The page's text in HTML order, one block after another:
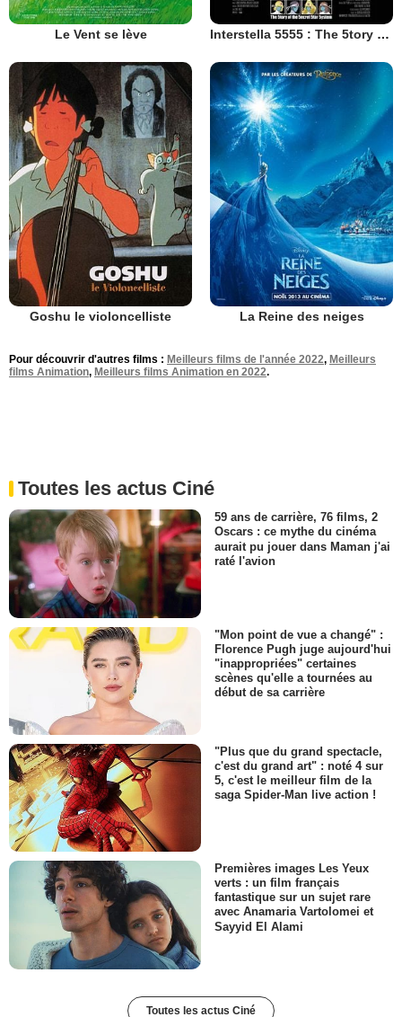
Le Vent se lève Interstella 5555 : The 5tory of the 5ecret 5tar 5ystem
Goshu le violoncelliste La Reine des neiges
Pour découvrir d'autres films : Meilleurs films de l'année 2022, Meilleurs
films Animation, Meilleurs films Animation en 2022.
Toutes les actus Ciné
59 ans de carrière, 76 films, 2
Oscars : ce mythe du cinéma
aurait pu jouer dans Maman j'ai
raté l'avion
"Mon point de vue a changé" :
Florence Pugh juge aujourd'hui
"inappropriées" certaines
scènes qu'elle a tournées au
début de sa carrière
"Plus que du grand spectacle,
c'est du grand art" : noté 4 sur
5, c'est le meilleur film de la
saga Spider-Man live action !
Premières images Les Yeux
verts : un film français
fantastique sur un sujet rare
avec Anamaria Vartolomei et
Sayyid El Alami
Toutes les actus Ciné